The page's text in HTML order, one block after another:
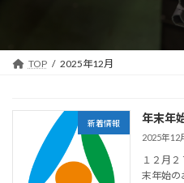
TOP 2025年12月
新着情報 年末年
2025年12
１２月
末年始の